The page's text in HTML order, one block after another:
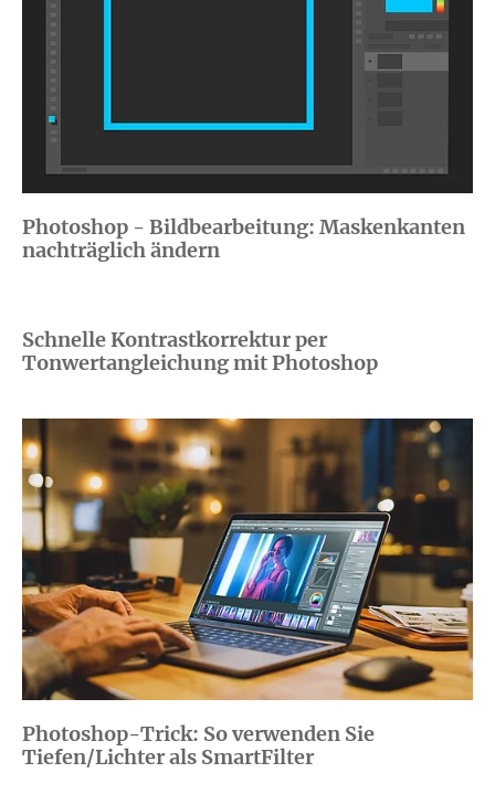
Photoshop - Bildbearbeitung: Maskenkanten
nachträglich ändern
Schnelle Kontrastkorrektur per
Tonwertangleichung mit Photoshop
Photoshop-Trick: So verwenden Sie
Tiefen/Lichter als SmartFilter